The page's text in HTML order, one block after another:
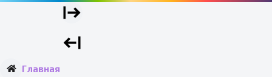
Главная